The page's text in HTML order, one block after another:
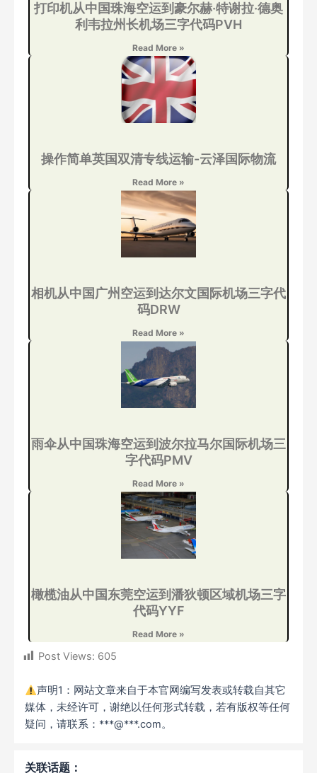
打印机从中国珠海空运到豪尔赫·特谢拉·德奥
利韦拉州长机场三字代码PVH
Read More »
操作简单英国双清专线运输-云泽国际物流
Read More »
相机从中国广州空运到达尔文国际机场三字代
码DRW
Read More »
雨伞从中国珠海空运到波尔拉马尔国际机场三
字代码PMV
Read More »
橄榄油从中国东莞空运到潘狄顿区域机场三字
代码YYF
Read More »
Post Views: 605
声明1：网站文章来自于本官网编写发表或转载自其它
媒体，未经许可，谢绝以任何形式转载，若有版权等任何
疑问，请联系：***@***.com。
关联话题：